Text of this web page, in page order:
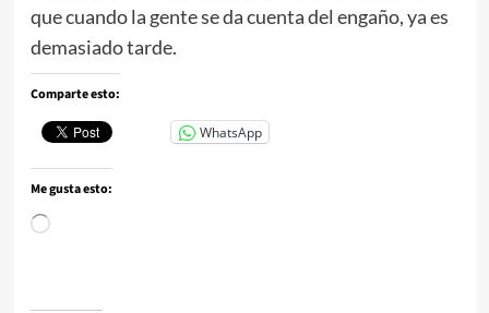
que cuando la gente se da cuenta del engaño, ya es
demasiado tarde.
Comparte esto:
WhatsApp
Me gusta esto:
Cargando...